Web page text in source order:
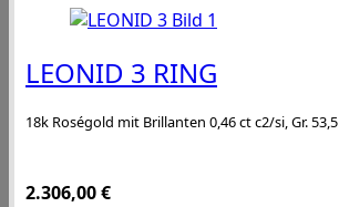
LEONID 3 RING
18k Roségold mit Brillanten 0,46 ct c2/si, Gr. 53,5
2.306,00€